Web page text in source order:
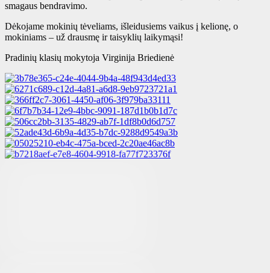
smagaus bendravimo.
Dėkojame mokinių tėveliams, išleidusiems vaikus į kelionę, o
mokiniams – už drausmę ir taisyklių laikymąsi!
Pradinių klasių mokytoja Virginija Briedienė